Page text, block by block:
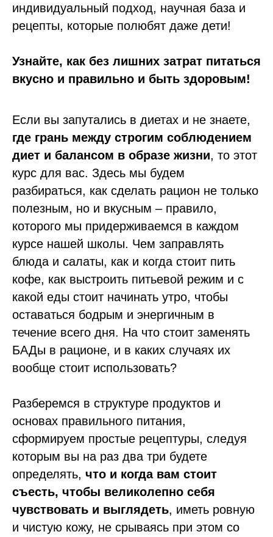
индивидуальный подход, научная база и
рецепты, которые полюбят даже дети!
Узнайте, как без лишних затрат питаться
вкусно и правильно и быть здоровым!
Если вы запутались в диетах и не знаете,
где грань между строгим соблюдением
диет и балансом в образе жизни, то этот
курс для вас. Здесь мы будем
разбираться, как сделать рацион не только
полезным, но и вкусным – правило,
которого мы придерживаемся в каждом
курсе нашей школы. Чем заправлять
блюда и салаты, как и когда стоит пить
кофе, как выстроить питьевой режим и с
какой еды стоит начинать утро, чтобы
оставаться бодрым и энергичным в
течение всего дня. На что стоит заменять
БАДы в рационе, и в каких случаях их
вообще стоит использовать?
Разберемся в структуре продуктов и
основах правильного питания,
сформируем простые рецептуры, следуя
которым вы на раз два три будете
определять, что и когда вам стоит
съесть, чтобы великолепно себя
чувствовать и выглядеть, иметь ровную
и чистую кожу, не срываясь при этом со